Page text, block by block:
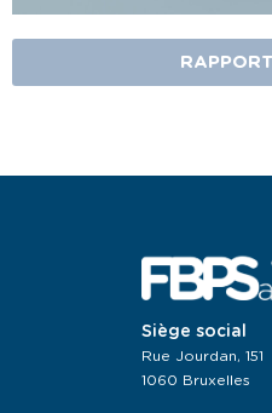
Siège social
Rue Jourdan, 151
1060 Bruxelles